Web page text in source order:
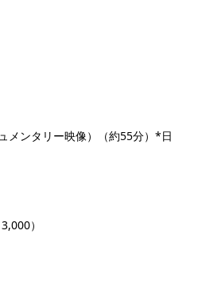
メンタリー映像）（約55分）*日
）